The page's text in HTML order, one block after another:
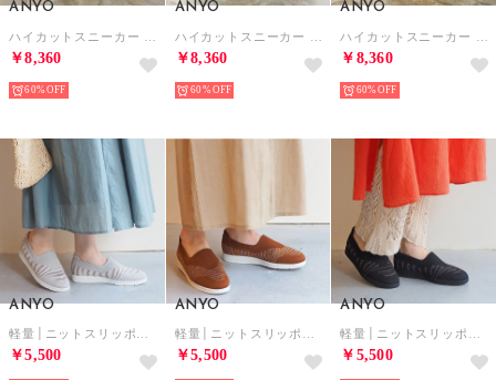
ANYO
￥8,360
60%
ANYO
￥8,360
60%
ANYO
￥8,360
60%
ANYO
￥5,500
ANYO
￥5,500
ANYO
￥5,500